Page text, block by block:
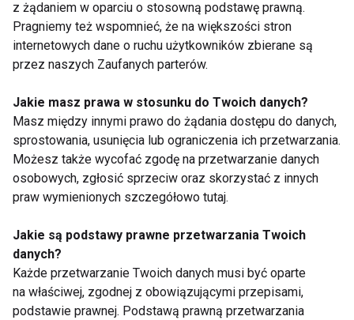
kręgosłup: Prosty
program, który
pomoże wzmocnić
mięśnie pleców i
kręgosłupem? To
musisz wiedzieć,
zanim zdecydujesz się
na operację
ćwiczenia na
kręgosłup
z żądaniem w oparciu o stosowną podstawę prawną.
Pragniemy też wspomnieć, że na większości stron
internetowych dane o ruchu użytkowników zbierane są
przez naszych Zaufanych parterów.
Jakie masz prawa w stosunku do Twoich danych?
Masz między innymi prawo do żądania dostępu do danych,
sprostowania, usunięcia lub ograniczenia ich przetwarzania.
Możesz także wycofać zgodę na przetwarzanie danych
osobowych, zgłosić sprzeciw oraz skorzystać z innych
praw wymienionych szczegółowo tutaj.
Jakie są podstawy prawne przetwarzania Twoich
danych?
Każde przetwarzanie Twoich danych musi być oparte
na właściwej, zgodnej z obowiązującymi przepisami,
podstawie prawnej. Podstawą prawną przetwarzania